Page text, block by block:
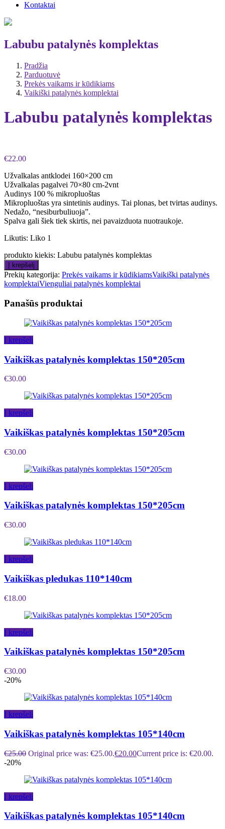
Kontaktai
Labubu patalynės komplektas
Pradžia
Parduotuvė
Prekės vaikams ir kūdikiams
Vaikiški patalynės komplektai
Labubu patalynės komplektas
€22.00
Užvalkalas antklodei 160×200 cm
Užvalkalas pagalvei 70×80 cm-2vnt
Audinys 100 % mikropluoštas
Mikropluoštas yra sintetinis audinys. Tai plonas, bet tvirtas audinys.
Nedažo, “nesiburbuliuoja”.
Spalva gali šiek tiek skirtis, nei pavaizduota nuotraukoje.
Likutis: Liko 1
produkto kiekis: Labubu patalynės komplektas
Į krepšelį
Prekių kategorija: Prekės vaikams ir kūdikiamsVaikiški patalynės
komplektaiVienguliai patalynės komplektai
Panašūs produktai
Į krepšelį
Vaikiškas patalynės komplektas 150*205cm
€30.00
Į krepšelį
Vaikiškas patalynės komplektas 150*205cm
€30.00
Į krepšelį
Vaikiškas patalynės komplektas 150*205cm
€30.00
Į krepšelį
Vaikiškas pledukas 110*140cm
€18.00
Į krepšelį
Vaikiškas patalynės komplektas 150*205cm
€30.00
-20%
Į krepšelį
Vaikiškas patalynės komplektas 105*140cm
€25.00 Original price was: €25.00.€20.00Current price is: €20.00.
-20%
Į krepšelį
Vaikiškas patalynės komplektas 105*140cm